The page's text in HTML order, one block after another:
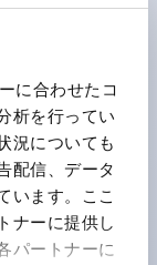
に合わせたコ
析を行ってい
況についても
配信、データ
います。ここ
ナーに提供し
パートナーに
クトブロック
、ダイレクト
応可能になり
球）。これま
LED球で各色